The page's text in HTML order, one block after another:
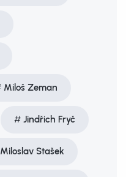
Miloš Zeman
Jindřich Fryč
Miloslav Stašek